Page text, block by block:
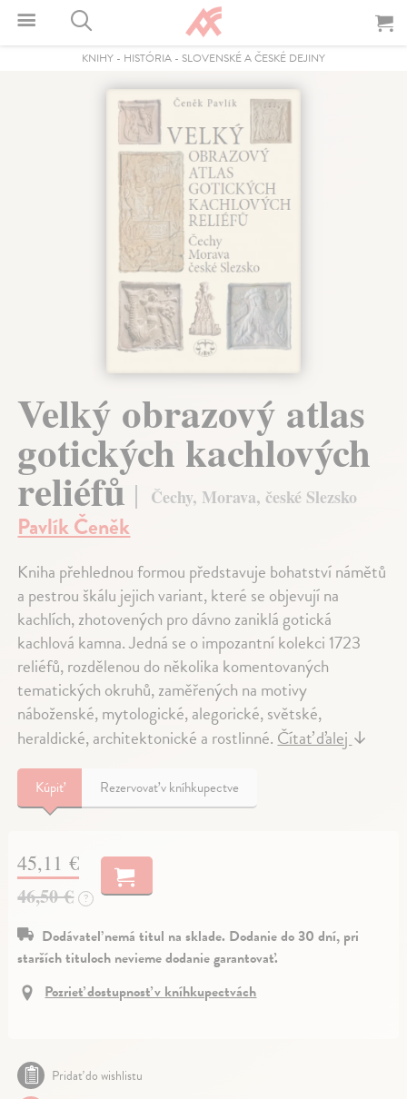
KNIHY - HISTÓRIA - SLOVENSKÉ A ČESKÉ DEJINY
Velký obrazový atlas
gotických kachlových
reliéfů Čechy, Morava, české Slezsko
Pavlík Čeněk
Kniha přehlednou formou představuje bohatství námětů
a pestrou škálu jejich variant, které se objevují na
kachlích, zhotovených pro dávno zaniklá gotická
kachlová kamna. Jedná se o impozantní kolekci 1723
reliéfů, rozdělenou do několika komentovaných
tematických okruhů, zaměřených na motivy
náboženské, mytologické, alegorické, světské,
heraldické, architektonické a rostlinné.Čítať ďalej↓
Kúpiť Rezervovať v kníhkupectve
45,11 €
46,50 € ?
Dodávateľ nemá titul na sklade. Dodanie do 30 dní, pri
starších tituloch nevieme dodanie garantovať.
Pozrieť dostupnosť v kníhkupectvách
Pridať do wishlistu